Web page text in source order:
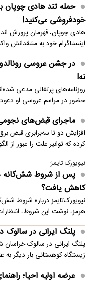
حمله تند هادی چوپان
خودفروشی می‌کنید!
هادی چوپان، قهرمان پرورش
اینستاگرام خود به منتقدانش
در جشن عروسی
نه!
روزنامه‌های پرتغالی مدعی
حضور در مراسم عروسی او
ماجرای قبض‌های
افزایش دو تا سه‌برابری قبض
کرده که توانیر علت را عبور از
نیویورک تایمز:
پس از شروط شش‌گانه
کاهش یافت؟
نیویورک‌تایمز درباره شروط
هرمز، نوشت این شروط،
پلنگ ایرانی در سالوک
پلنگ ایرانی در سالوک خراسان
زیستگاه کوهستانی بار دیگر به
عرضه اولیه احیا؛